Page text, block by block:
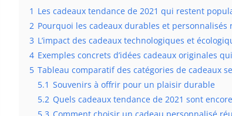
1 Les cadeaux tendance de 2021 qui restent
2 Pourquoi les cadeaux durables et personnalisés
3 L’impact des cadeaux technologiques et
4 Exemples concrets d’idées cadeaux originales
5 Tableau comparatif des catégories de cadeaux
5.1 Souvenirs à offrir pour un plaisir durable
5.2 Quels cadeaux tendance de 2021 sont